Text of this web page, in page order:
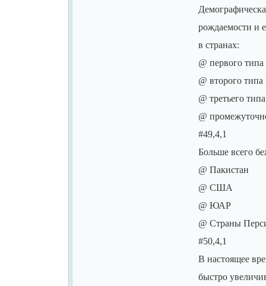
рождаемости и
в странах:
@ первого типа
@ второго типа
@ третьего
@
#49,4,1
Больше всего
@ Пакистан
@ США
@ ЮАР
@ Страны
#50,4,1
В настоящее
быстро